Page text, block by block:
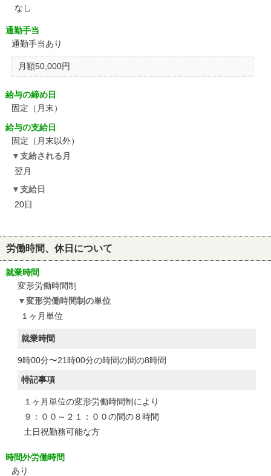
なし
通勤手当
通勤手当あり
月額50,000円
給与の締め日
固定（月末）
給与の支給日
固定（月末以外）
支給される月
翌月
支給日
20日
労働時間、休日について
就業時間
変形労働時間制
変形労働時間制の単位
１ヶ月単位
就業時間
9時00分〜21時00分の時間の間の8時間
特記事項
１ヶ月単位の変形労働時間制により
９：００～２１：００の間の８時間
土日祝勤務可能な方
時間外労働時間
あり